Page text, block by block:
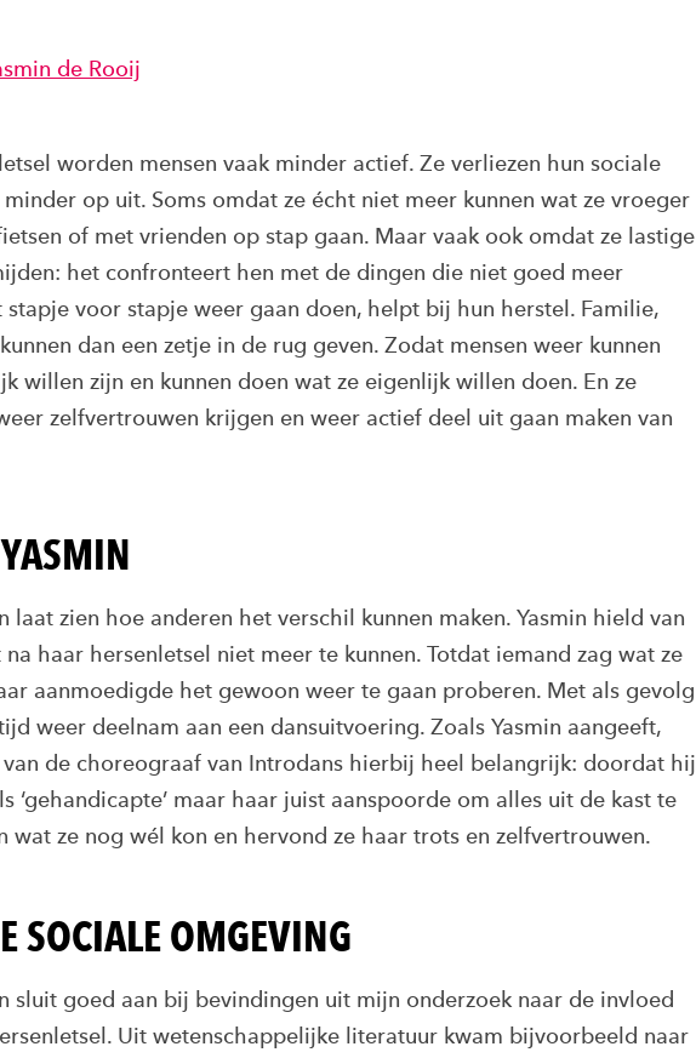
de Rooij
worden mensen vaak minder actief. Ze verliezen hun sociale
op uit. Soms omdat ze écht niet meer kunnen wat ze vroeger
of met vrienden op stap gaan. Maar vaak ook omdat ze lastige
het confronteert hen met de dingen die niet goed meer
stapje voor stapje weer gaan doen, helpt bij hun herstel. Familie,
dan een zetje in de rug geven. Zodat mensen weer kunnen
willen zijn en kunnen doen wat ze eigenlijk willen doen. En ze
zelfvertrouwen krijgen en weer actief deel uit gaan maken van
laat zien hoe anderen het verschil kunnen maken. Yasmin hield van
haar hersenletsel niet meer te kunnen. Totdat iemand zag wat ze
aanmoedigde het gewoon weer te gaan proberen. Met als gevolg
weer deelnam aan een dansuitvoering. Zoals Yasmin aangeeft,
de choreograaf van Introdans hierbij heel belangrijk: doordat hij
‘gehandicapte’ maar haar juist aanspoorde om alles uit de kast te
wat ze nog wél kon en hervond ze haar trots en zelfvertrouwen.
SOCIALE OMGEVING
sluit goed aan bij bevindingen uit mijn onderzoek naar de invloed
Uit wetenschappelijke literatuur kwam bijvoorbeeld naar